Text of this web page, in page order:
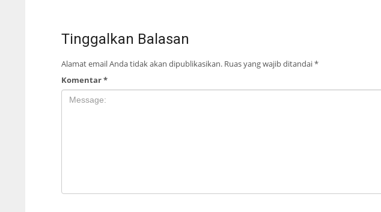
Tinggalkan Balasan
Alamat email Anda tidak akan dipublikasikan. Ruas yang wajib ditandai*
Komentar*